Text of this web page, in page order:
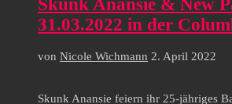
Skunk Anansie & New
31.03.2022 in der
von Nicole Wichmann 2. April 2022
Skunk Anansie feiern ihr 25-jähriges